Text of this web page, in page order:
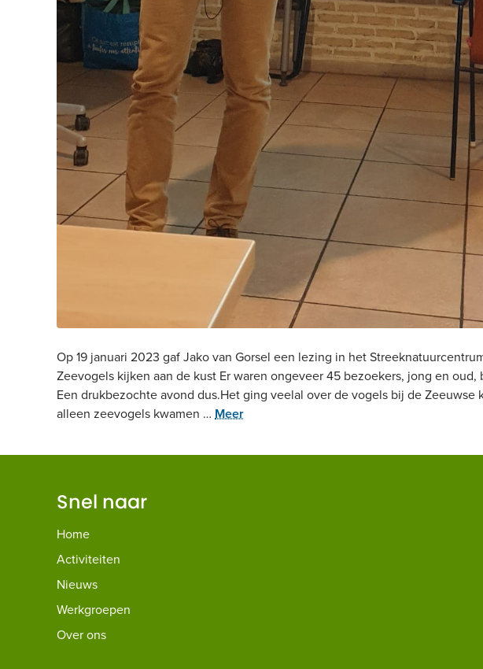
Op 19 januari 2023 gaf Jako van Gorsel een lezing in het
Zeevogels kijken aan de kust Er waren ongeveer 45 bezoekers, jong en
Een drukbezochte avond dus.Het ging veelal over de vogels bij de Zeeuwse
alleen zeevogels kwamen … Meer
Snel naar
Home
Activiteiten
Nieuws
Werkgroepen
Over ons